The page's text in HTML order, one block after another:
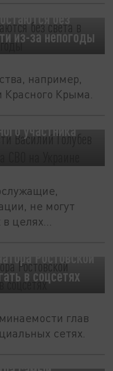
без
из-за непогоды
например,
Крыма.
участника
не могут
целях...
Ростовской
в соцсетях
глав
сетях.